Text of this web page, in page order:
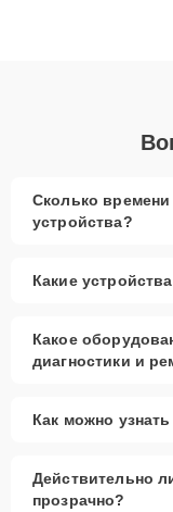
Сколько времени
устройства?
Какие
Какое
диагностики и
Как можно узнать
Действительно
прозрачно?